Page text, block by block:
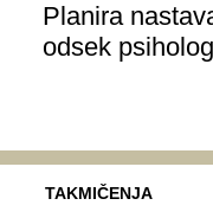
Planira
odsek
TAKMIČENJA